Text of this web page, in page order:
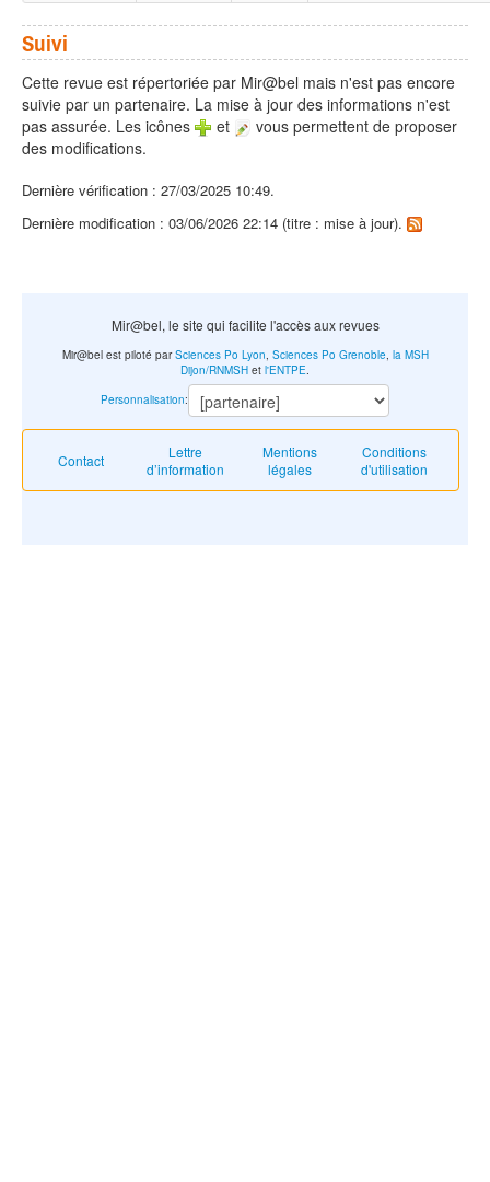
Suivi
Cette revue est répertoriée par Mir@bel mais n'est pas encore
suivie par un partenaire. La mise à jour des informations n'est
pas assurée. Les icônes
et
vous permettent de proposer
des modifications.
Dernière vérification : 27/03/2025 10:49.
Dernière modification : 03/06/2026 22:14 (titre : mise à jour).
Mir@bel, le site qui facilite l'accès aux revues
Contact
Lettre
d’information
Mentions
légales
Conditions
d'utilisation
Mir@bel est piloté parSciences Po Lyon, Sciences Po Grenoble, la MSH
Dijon/RNMSH et l'ENTPE.
Personnalisation: